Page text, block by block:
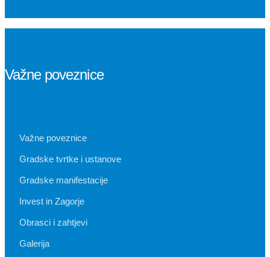
Važne poveznice
Važne poveznice
Gradske tvrtke i ustanove
Gradske manifestacije
Invest in Zagorje
Obrasci i zahtjevi
Galerija